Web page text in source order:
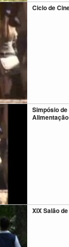
Ciclo de
Simpósio
Alimentação
XIX Salão